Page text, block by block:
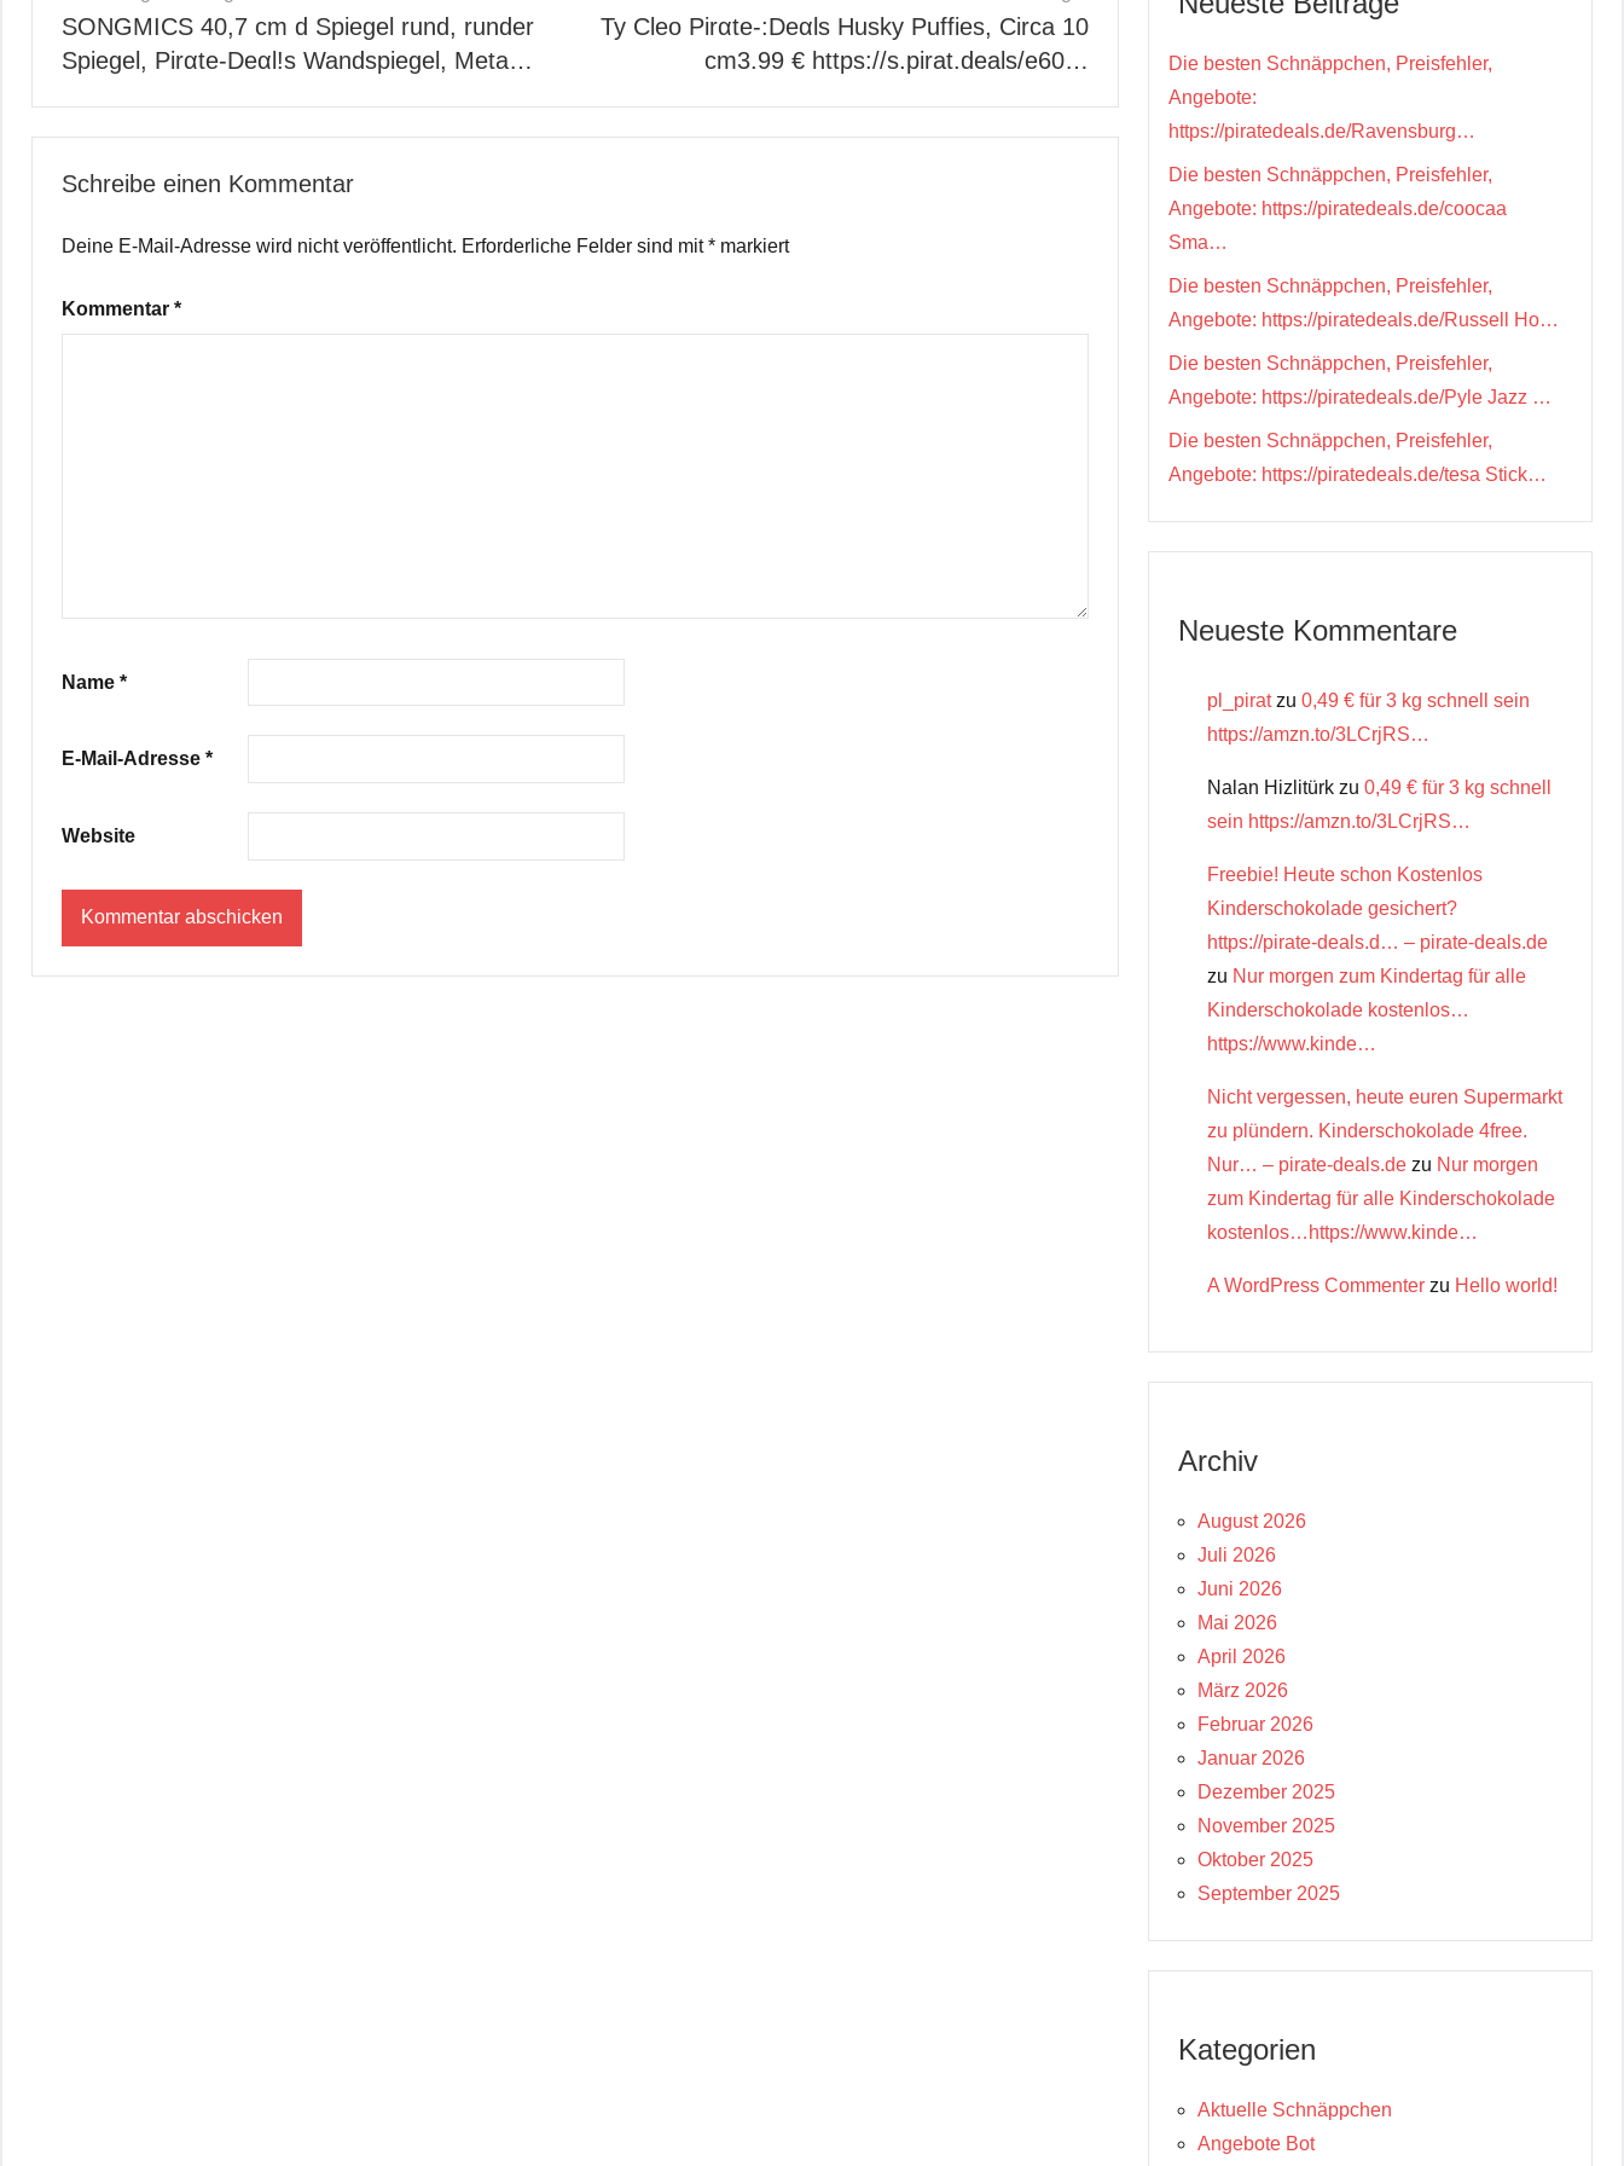
SONGMICS 40,7 cm d Spiegel rund, runder
Spiegel, Pirαtе-Dеαl!s Wandspiegel, Meta…
Ty Cleo Pirαtе-:Dеαls Husky Puffies, Circa 10
cm3.99 € https://s.pirat.deals/e60…
Schreibe einen Kommentar
Deine E-Mail-Adresse wird nicht veröffentlicht. Erforderliche Felder sind mit* markiert
Kommentar *
Name *
E-Mail-Adresse *
Website
Die besten Schnäppchen, Preisfehler,
Angebote:
https://piratedeals.de/Ravensburg…
Die besten Schnäppchen, Preisfehler,
Angebote: https://piratedeals.de/coocaa
Sma…
Die besten Schnäppchen, Preisfehler,
Angebote: https://piratedeals.de/Russell Ho…
Die besten Schnäppchen, Preisfehler,
Angebote: https://piratedeals.de/Pyle Jazz …
Die besten Schnäppchen, Preisfehler,
Angebote: https://piratedeals.de/tesa Stick…
Neueste Kommentare
pl_piratzu 0,49 € für 3 kg schnell sein
https://amzn.to/3LCrjRS…
Nalan Hizlitürk zu 0,49 € für 3 kg schnell
sein https://amzn.to/3LCrjRS…
Freebie! Heute schon Kostenlos
Kinderschokolade gesichert?
https://pirate-deals.d… – pirate-deals.de
zu Nur morgen zum Kindertag für alle
Kinderschokolade kostenlos…
https://www.kinde…
Nicht vergessen, heute euren Supermarkt
zu plündern. Kinderschokolade 4free.
Nur… – pirate-deals.de zu Nur morgen
zum Kindertag für alle Kinderschokolade
kostenlos…https://www.kinde…
A WordPress Commenter zu Hello world!
Archiv
August 2026
Juli 2026
Juni 2026
Mai 2026
April 2026
März 2026
Februar 2026
Januar 2026
Dezember 2025
November 2025
Oktober 2025
September 2025
Kategorien
Aktuelle Schnäppchen
Angebote Bot